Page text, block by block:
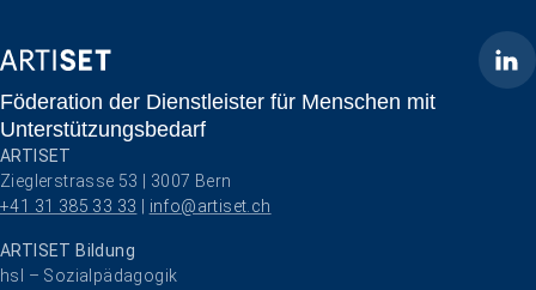
ARTISET
Föderation der Dienstleister für Menschen mit
Unterstützungsbedarf
ARTISET
Zieglerstrasse 53 | 3007 Bern
+41 31 385 33 33
info@artiset.ch
ARTISET Bildung
hsl – Sozialpädagogik